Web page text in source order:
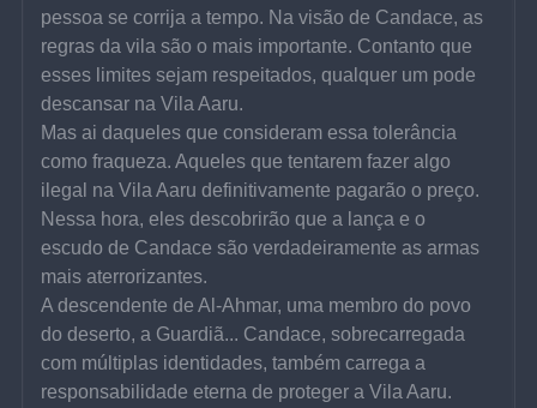
pessoa se corrija a tempo. Na visão de Candace, as
regras da vila são o mais importante. Contanto que
esses limites sejam respeitados, qualquer um pode
descansar na Vila Aaru.
Mas ai daqueles que consideram essa tolerância
como fraqueza. Aqueles que tentarem fazer algo
ilegal na Vila Aaru definitivamente pagarão o preço.
Nessa hora, eles descobrirão que a lança e o
escudo de Candace são verdadeiramente as armas
mais aterrorizantes.
A descendente de Al-Ahmar, uma membro do povo
do deserto, a Guardiã... Candace, sobrecarregada
com múltiplas identidades, também carrega a
responsabilidade eterna de proteger a Vila Aaru.